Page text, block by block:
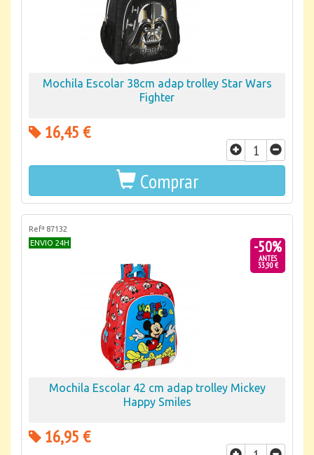
Mochila Escolar 38cm adap trolley Star Wars
Fighter
16,45 €
Comprar
Refª 87132
ENVIO 24H
-50%
ANTES
33,90 €
Mochila Escolar 42 cm adap trolley Mickey
Happy Smiles
16,95 €